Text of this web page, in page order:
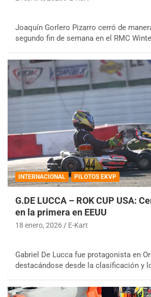
Joaquín Gorlero Pizarro cerró de
segundo fin de semana en el RMC
INTERNACIONAL PILOTOS EKVP
G.DE LUCCA – ROK CUP USA:
en la primera en EEUU
18 enero, 2026 E-Kart
Gabriel De Lucca fue protagonista en
destacándose desde la clasificación y